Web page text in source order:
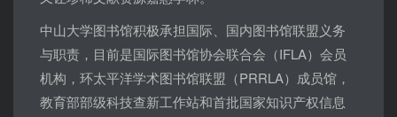
中山大学图书馆积极承担国际、国内图书馆联盟义务
与职责，目前是国际图书馆协会联合会（IFLA）会员
机构，环太平洋学术图书馆联盟（PRRLA）成员馆，
教育部部级科技查新工作站和首批国家知识产权信息